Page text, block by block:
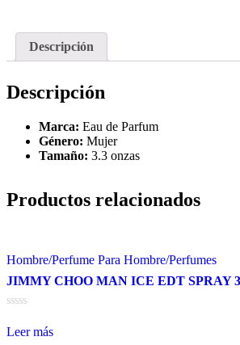
Descripción
Descripción
Marca: Eau de Parfum
Género: Mujer
Tamaño: 3.3 onzas
Productos relacionados
Hombre/Perfume Para Hombre/Perfumes
JIMMY CHOO MAN ICE EDT SPRAY
en
0
Leer más